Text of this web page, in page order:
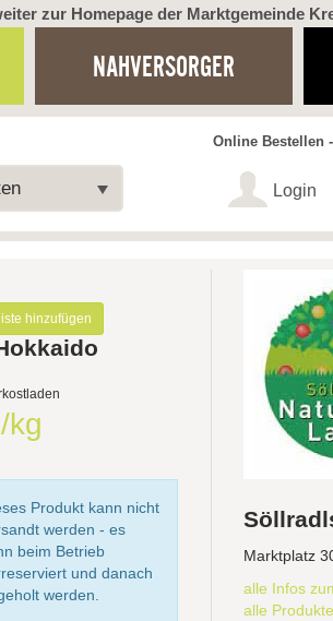
zur Homepage der Marktgemeinde
NAHVERSORGER
Online Bestellen
Login
hinzufügen
kg
Produkt kann nicht
werden - es
beim Betrieb
und danach
werden.
Marktplatz
alle Infos
alle